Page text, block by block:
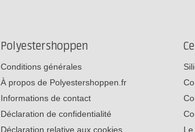
Polyestershoppen
Conditions générales
À propos de Polyestershoppen.fr
Informations de contact
Déclaration de confidentialité
Déclaration relative aux cookies